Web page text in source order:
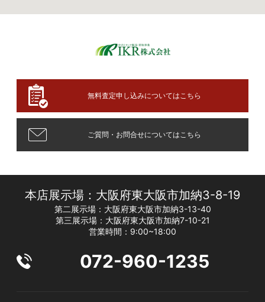
無料査定申し込みについてはこちら
ご質問・お問合せについてはこちら
本店展示場：大阪府東大阪市加納3-8-19
第二展示場：大阪府東大阪市加納3-13-40
第三展示場：大阪府東大阪市加納7-10-21
営業時間：9:00~18:00
072-960-1235